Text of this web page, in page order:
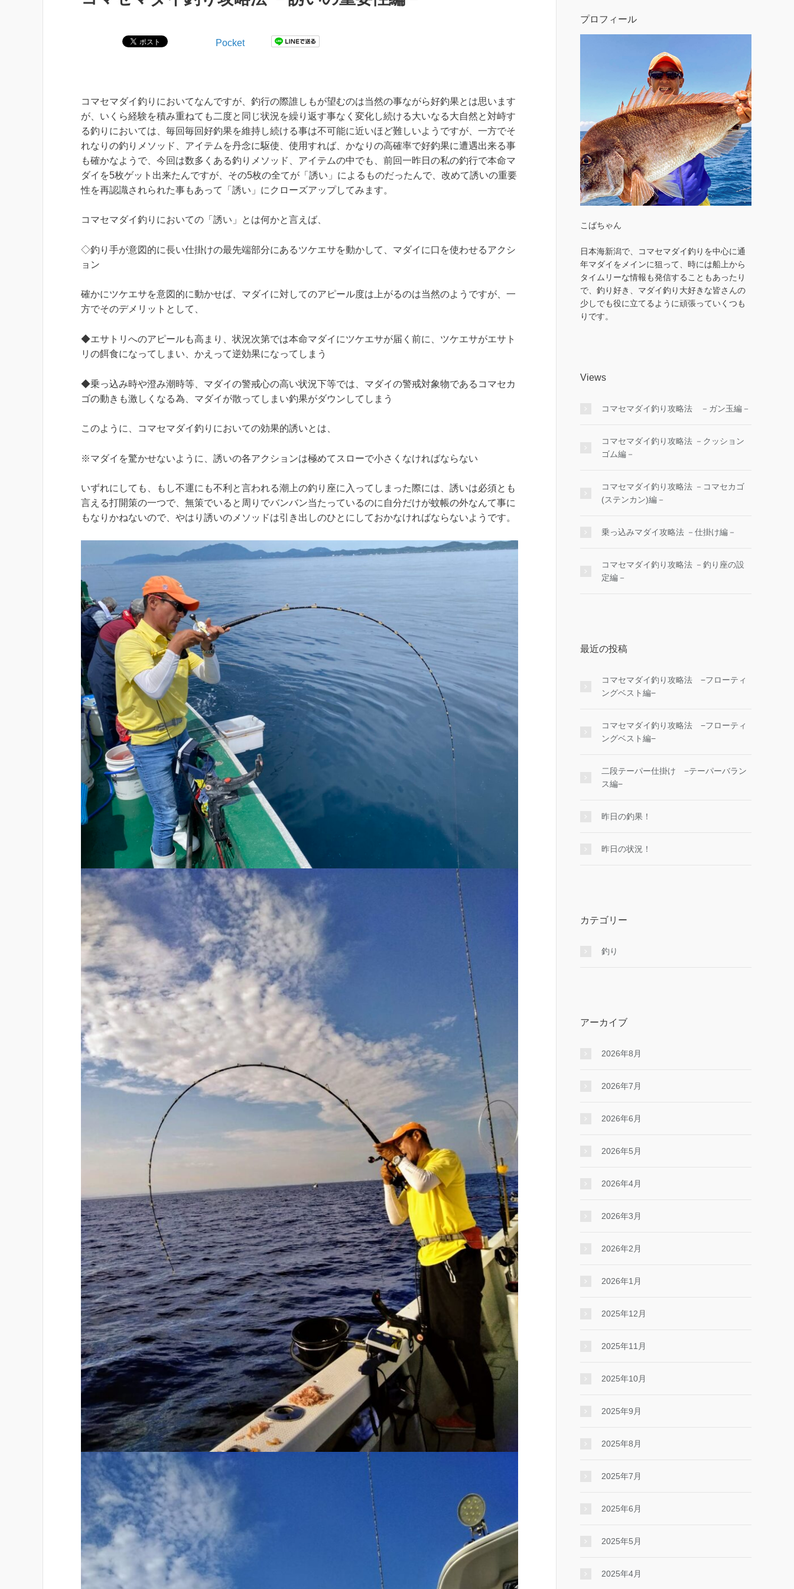
Pocket
コマセマダイ釣りにおいてなんですが、釣行の際誰しもが望むのは当然の事ながら好釣果とは思います
が、いくら経験を積み重ねても二度と同じ状況を繰り返す事なく変化し続ける大いなる大自然と対峙す
る釣りにおいては、毎回毎回好釣果を維持し続ける事は不可能に近いほど難しいようですが、一方でそ
れなりの釣りメソッド、アイテムを丹念に駆使、使用すれば、かなりの高確率で好釣果に遭遇出来る事
も確かなようで、今回は数多くある釣りメソッド、アイテムの中でも、前回一昨日の私の釣行で本命マ
ダイを5枚ゲット出来たんですが、その5枚の全てが「誘い」によるものだったんで、改めて誘いの重要
性を再認識されられた事もあって「誘い」にクローズアップしてみます。
コマセマダイ釣りにおいての「誘い」とは何かと言えば、
◇釣り手が意図的に長い仕掛けの最先端部分にあるツケエサを動かして、マダイに口を使わせるアクシ
ョン
確かにツケエサを意図的に動かせば、マダイに対してのアピール度は上がるのは当然のようですが、一
方でそのデメリットとして、
◆エサトリへのアピールも高まり、状況次第では本命マダイにツケエサが届く前に、ツケエサがエサト
リの餌食になってしまい、かえって逆効果になってしまう
◆乗っ込み時や澄み潮時等、マダイの警戒心の高い状況下等では、マダイの警戒対象物であるコマセカ
ゴの動きも激しくなる為、マダイが散ってしまい釣果がダウンしてしまう
このように、コマセマダイ釣りにおいての効果的誘いとは、
※マダイを驚かせないように、誘いの各アクションは極めてスローで小さくなければならない
いずれにしても、もし不運にも不利と言われる潮上の釣り座に入ってしまった際には、誘いは必須とも
言える打開策の一つで、無策でいると周りでバンバン当たっているのに自分だけが蚊帳の外なんて事に
もなりかねないので、やはり誘いのメソッドは引き出しのひとにしておかなければならないようです。
プロフィール
こばちゃん
日本海新潟で、コマセマダイ釣りを中心に通
年マダイをメインに狙って、時には船上から
タイムリーな情報も発信することもあったり
で、釣り好き、マダイ釣り大好きな皆さんの
少しでも役に立てるように頑張っていくつも
りです。
Views
コマセマダイ釣り攻略法 －ガン玉編－
コマセマダイ釣り攻略法 －クッション
ゴム編－
コマセマダイ釣り攻略法 －コマセカゴ
(ステンカン)編－
乗っ込みマダイ攻略法 －仕掛け編－
コマセマダイ釣り攻略法 －釣り座の設
定編－
最近の投稿
コマセマダイ釣り攻略法 −フローティ
ングベスト編−
コマセマダイ釣り攻略法 −フローティ
ングベスト編−
二段テーパー仕掛け −テーパーバラン
ス編−
昨日の釣果！
昨日の状況！
カテゴリー
釣り
アーカイブ
2026年8月
2026年7月
2026年6月
2026年5月
2026年4月
2026年3月
2026年2月
2026年1月
2025年12月
2025年11月
2025年10月
2025年9月
2025年8月
2025年7月
2025年6月
2025年5月
2025年4月